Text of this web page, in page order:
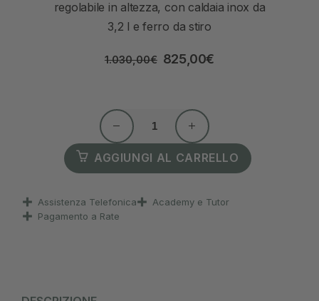
regolabile in altezza, con caldaia inox da
3,2 l e ferro da stiro
1.030,00€ 825,00€
AGGIUNGI AL CARRELLO
Assistenza Telefonica
Academy e Tutor
Pagamento a Rate